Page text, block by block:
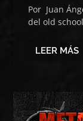
Por Juan
del old
LEER MÁS